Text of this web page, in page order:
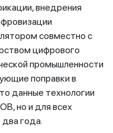
внедрения
совместно с
цифрового
промышленности
поправки в
данные технологии
но и для всех
года.